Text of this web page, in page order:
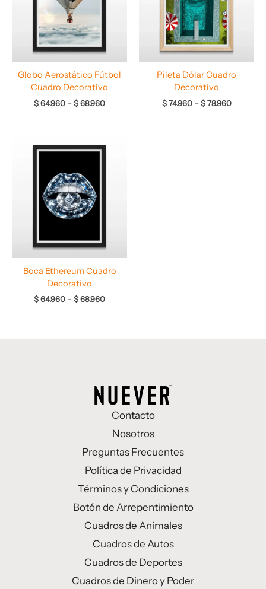
Globo Aerostático Fútbol
Cuadro Decorativo
$64.960 –$68.960
Pileta Dólar Cuadro
Decorativo
$74.960 – $78.960
Boca Ethereum Cuadro
Decorativo
$64.960 –$68.960
de
Contacto
Nosotros
Preguntas Frecuentes
Política de Privacidad
Términos y Condiciones
Botón de Arrepentimiento
Cuadros de Animales
Cuadros de Autos
Cuadros de Deportes
Cuadros de Dinero y Poder